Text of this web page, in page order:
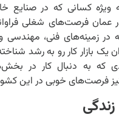
ویژه کسانی که در
عمان فرصت‌های شغلی
که در زمینه‌های فنی،
یک بازار کار رو به رشد
که به دنبال کار در
فرصت‌های خوبی در این